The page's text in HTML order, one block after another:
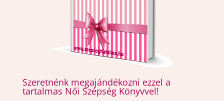
Szeretnénk megajándékozni ezzel a
tartalmas Női Szépség Könyvvel!